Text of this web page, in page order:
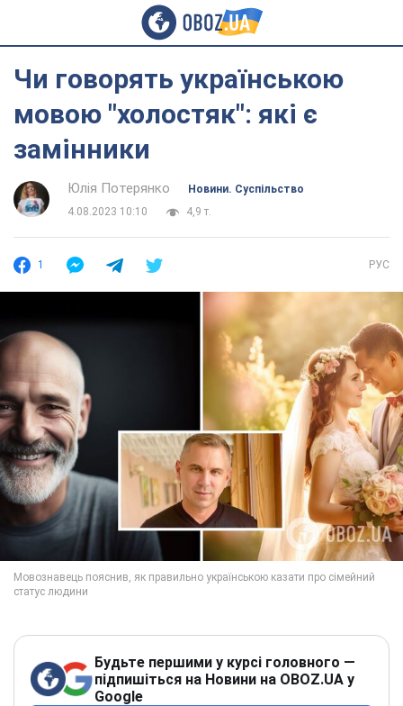
Чи говорять українською
мовою "холостяк": які є
замінники
Юлія Потерянко
Новини. Суспільство
4.08.2023 10:10
4,9 т.
1 РУС
Будьте першими у курсі головного —
підпишіться на Новини на OBOZ.UA у
Google